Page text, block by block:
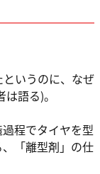
いうのに、なぜ
語る)。
程でタイヤを型
「離型剤」の仕